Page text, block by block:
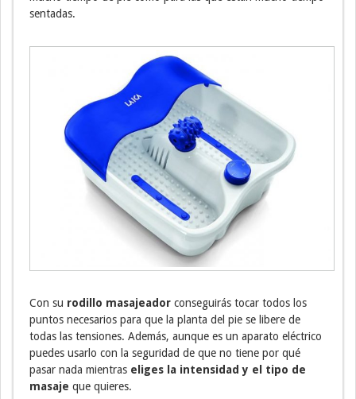
sentadas.
Con su rodillo masajeador conseguirás tocar todos los
puntos necesarios para que la planta del pie se libere de
todas las tensiones. Además, aunque es un aparato eléctrico
puedes usarlo con la seguridad de que no tiene por qué
pasar nada mientras eliges la intensidad y el tipo de
masaje que quieres.